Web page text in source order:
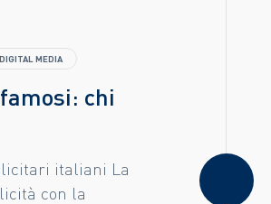
DIGITAL MEDIA
chi
italiani La
con la